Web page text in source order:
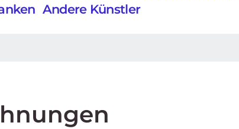
Andere Künstler